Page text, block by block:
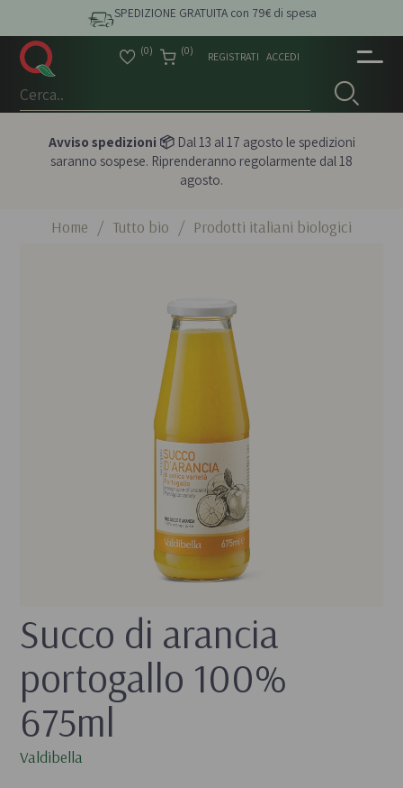
SPEDIZIONE GRATUITA con 79€ di spesa
(0) (0) REGISTRATI ACCEDI
Avviso spedizioni 📦Dal 13 al 17 agosto le spedizioni
saranno sospese. Riprenderanno regolarmente dal 18
agosto.
Home / Tutto bio / Prodotti italiani biologici
Succo di arancia
portogallo 100%
675ml
Valdibella